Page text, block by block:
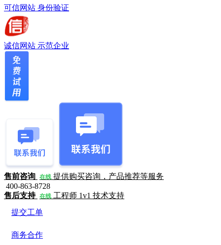
可信网站 身份验证
诚信网站 示范企业
售前咨询 在线 提供购买咨询，产品推荐等服务
400-863-8728
售后支持 在线 工程师 1v1 技术支持
提交工单
商务合作